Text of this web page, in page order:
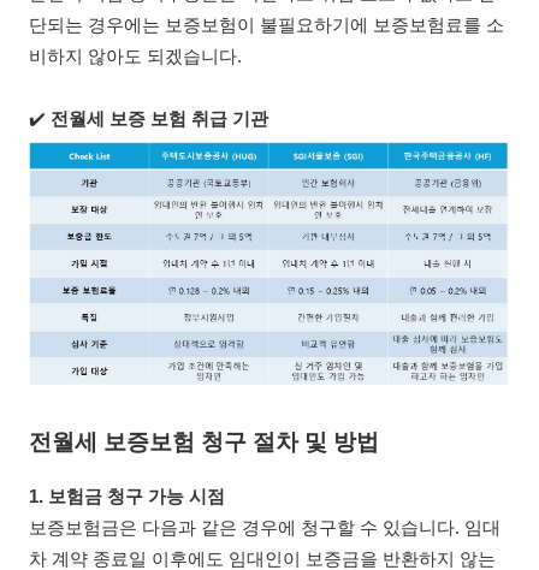
단되는 경우에는 보증보험이 불필요하기에 보증보험료를 소
비하지 않아도 되겠습니다.
✔️ 전월세 보증 보험 취급 기관
전월세 보증보험 청구 절차 및 방법
1. 보험금 청구 가능 시점
보증보험금은 다음과 같은 경우에 청구할 수 있습니다. 임대
차 계약 종료일 이후에도 임대인이 보증금을 반환하지 않는